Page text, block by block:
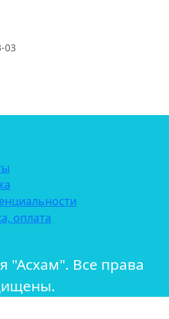
03
оплата
"Асхам". Все права